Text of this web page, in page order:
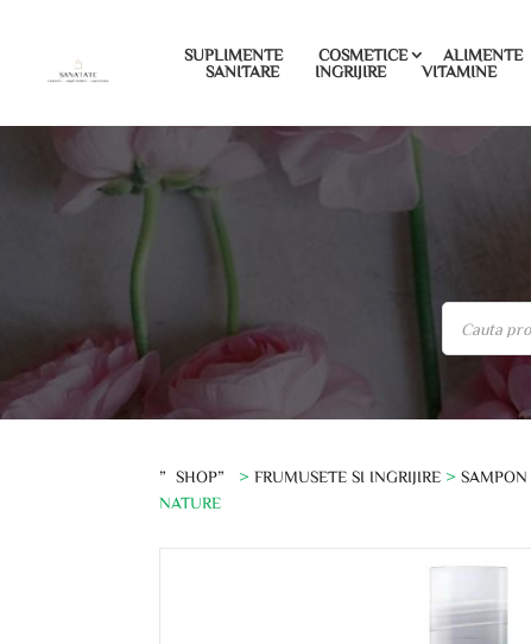
SUPLIMENTE COSMETICE ALIMENTE
SANITARE
INGRIJIRE VITAMINE
”SHOP” >FRUMUSETE SI INGRIJIRE >SAMPON
NATURE